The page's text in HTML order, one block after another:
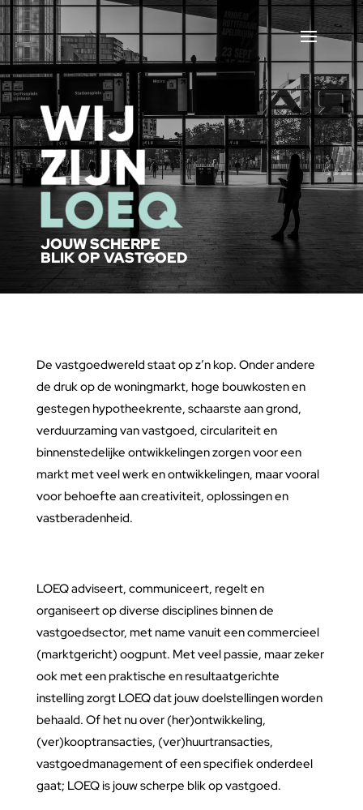
JOUW SCHERPE
BLIK OP VASTGOED
De vastgoedwereld staat op z’n kop. Onder andere
de druk op de woningmarkt, hoge bouwkosten en
gestegen hypotheekrente, schaarste aan grond,
verduurzaming van vastgoed, circulariteit en
binnenstedelijke ontwikkelingen zorgen voor een
markt met veel werk en ontwikkelingen, maar vooral
voor behoefte aan creativiteit, oplossingen en
vastberadenheid.
LOEQ adviseert, communiceert, regelt en
organiseert op diverse disciplines binnen de
vastgoedsector, met name vanuit een commercieel
(marktgericht) oogpunt. Met veel passie, maar zeker
ook met een praktische en resultaatgerichte
instelling zorgt LOEQ dat jouw doelstellingen worden
behaald. Of het nu over (her)ontwikkeling,
(ver)kooptransacties, (ver)huurtransacties,
vastgoedmanagement of een specifiek onderdeel
gaat; LOEQ is jouw scherpe blik op vastgoed.